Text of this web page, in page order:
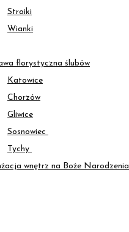
Stroiki
Wianki
florystyczna ślubów
Katowice
Chorzów
Gliwice
Sosnowiec
Tychy
wnętrz na Boże Narodzenia